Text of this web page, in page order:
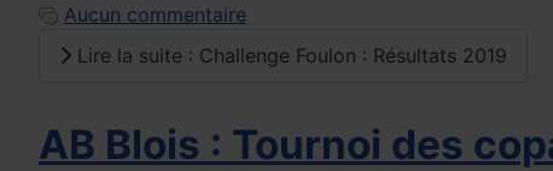
Aucun commentaire
Lire la suite : Challenge Foulon : Résultats 2019
AB Blois : Tournoi des